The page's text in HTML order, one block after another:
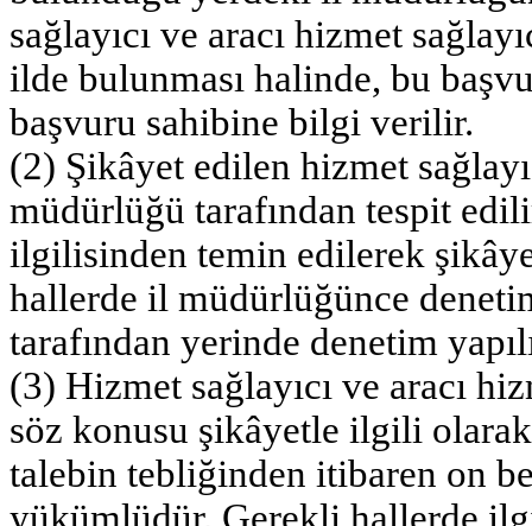
sağlayıcı ve aracı hizmet
ilde bulunması halinde, bu
başvuru sahibine bilgi verilir.
(2) Şikâyet edilen hizmet
müdürlüğü tarafından tespit
ilgilisinden temin edilerek
hallerde il müdürlüğünce
tarafından yerinde denetim
(3) Hizmet sağlayıcı ve aracı
söz konusu şikâyetle ilgili
talebin tebliğinden itibaren on